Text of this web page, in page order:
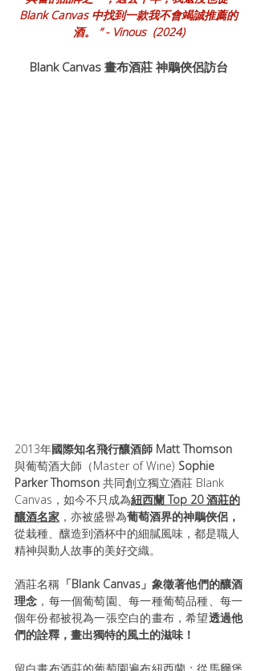
Blank Canvas 中找到一款我不會竭誠推薦的
酒。 ” - Vinous  (2024)
Blank Canvas 畫布酒莊 神鵰俠侶訪台
2013年國際知名飛行釀酒師 Matt Thomson
與葡萄酒大師（Master of Wine) Sophie
Parker Thomson 共同創立獨立酒莊 Blank
Canvas，如今不只成為紐西蘭 Top 20 酒莊的
釀酒名家 ，亦被盛譽為葡萄酒界的神鵰俠侶，
從栽種、釀造到酒杯中的細膩風味，都是職人
精神與動人故事的美好交織。
酒莊名稱 「Blank Canvas」象徵著他們的釀酒
理念 ，每一個葡萄園、每一種葡萄品種、每一
個年份都被視為一張空白的畫布，希望透過他
們的詮釋，畫出獨特的風土的滋味！